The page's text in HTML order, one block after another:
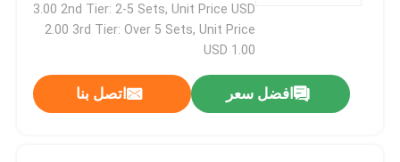
3.00 2nd Tier: 2-5 Sets, Unit Price USD
2.00 3rd Tier: Over 5 Sets, Unit Price
USD 1.00
افضل سعر اتصل بنا